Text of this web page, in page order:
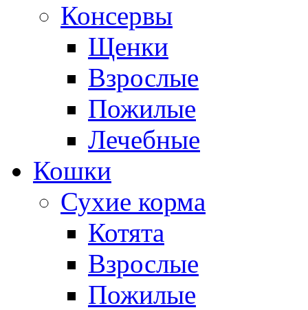
Консервы
Щенки
Взрослые
Пожилые
Лечебные
Кошки
Сухие корма
Котята
Взрослые
Пожилые